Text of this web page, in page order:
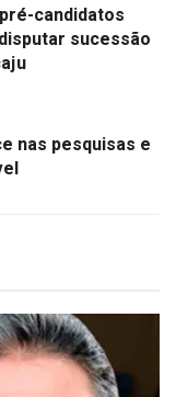
candidatos
sucessão
nas pesquisas e